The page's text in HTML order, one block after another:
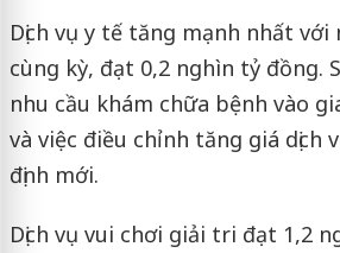
Dịch vụ y tế tăng mạnh nhất với
cùng kỳ, đạt 0,2 nghìn tỷ đồng.
nhu cầu khám chữa bệnh vào
và việc điều chỉnh tăng giá dịch
định mới.
Dịch vụ vui chơi giải tri đạt 1,2